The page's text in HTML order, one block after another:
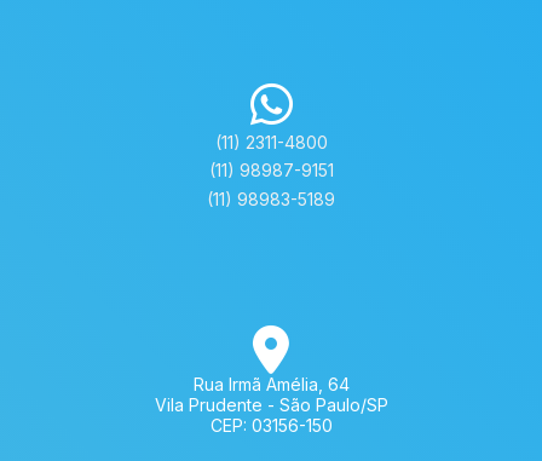
(11) 2311-4800
(11) 98987-9151
(11) 98983-5189
Rua Irmã Amélia, 64
Vila Prudente - São Paulo/SP
CEP: 03156-150